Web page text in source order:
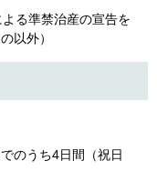
準禁治産の宣告を
以外）
うち4日間（祝日